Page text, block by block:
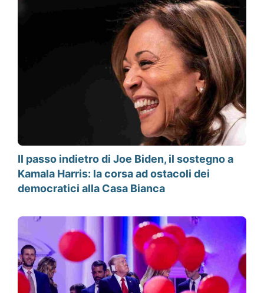
Il passo indietro di Joe Biden, il sostegno a
Kamala Harris: la corsa ad ostacoli dei
democratici alla Casa Bianca